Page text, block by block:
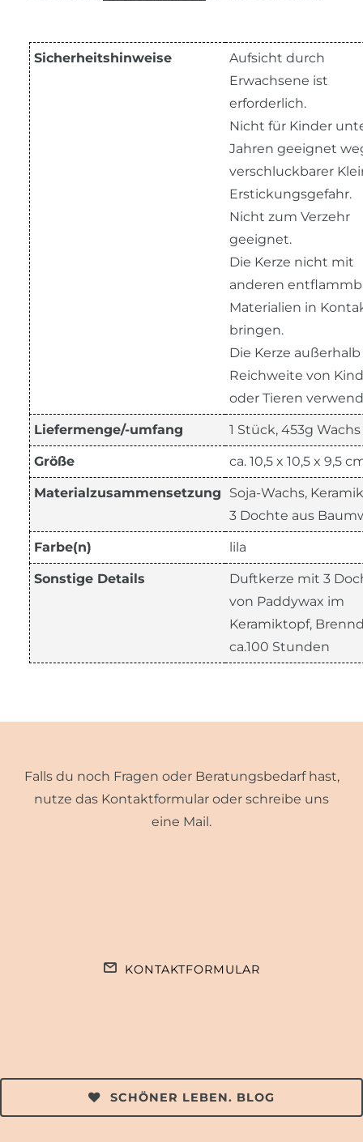
Sicherheitshinweise
Aufsicht durch
Erwachsene ist
erforderlich.
Nicht für Kinder
Jahren geeignet
verschluckbarer
Erstickungsgefahr.
Nicht zum Verzehr
geeignet.
Die Kerze nicht mit
anderen
Materialien in
bringen.
Die Kerze
Reichweite von
oder Tieren
Liefermenge/-umfang 1 Stück, 453g Wachs
Größe ca. 10,5 x 10,5 x 9,5
Materialzusammensetzung
Soja-Wachs,
3 Dochte aus
Farbe(n) lila
Sonstige Details
Duftkerze mit 3
von Paddywax im
Keramiktopf,
ca.100 Stunden
Falls du noch Fragen oder Beratungsbedarf hast,
nutze das Kontaktformular oder schreibe uns
eine Mail.
KONTAKTFORMULAR
SCHÖNER LEBEN. BLOG